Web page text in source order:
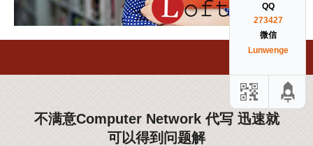
不满意Computer Network 代写 迅速就
可以得到问题解
QQ
273427
微信
Lunwenge